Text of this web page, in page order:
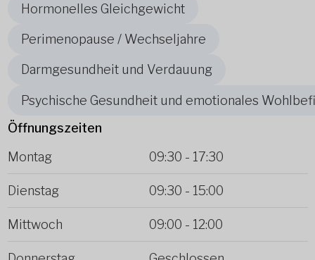
Hormonelles Gleichgewicht
Perimenopause / Wechseljahre
Darmgesundheit und Verdauung
Psychische Gesundheit und emotionales
Öffnungszeiten
Montag
09:30 - 17:30
Dienstag 09:30 - 15:00
Mittwoch 09:00 - 12:00